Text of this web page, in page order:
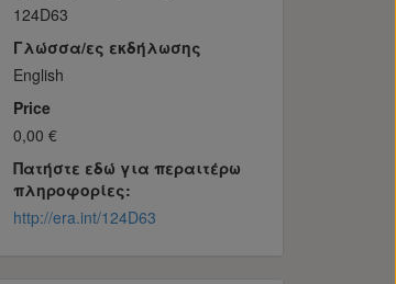
124D63
Γλώσσα/ες εκδήλωσης
English
Price
0,00 €
Πατήστε εδώ για περαιτέρω
πληροφορίες:
http://era.int/124D63